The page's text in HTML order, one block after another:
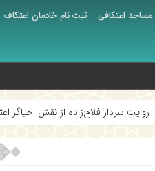
مساجد اعتکافی ثبت نام خادمان اعتکاف
از نقش احیاگر اعتکاف، رهبر